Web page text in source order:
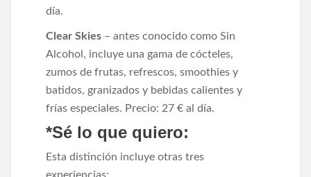
día.
Clear Skies – antes conocido como Sin
Alcohol, incluye una gama de cócteles,
zumos de frutas, refrescos, smoothies y
batidos, granizados y bebidas calientes y
frías especiales. Precio: 27 € al día.
*Sé lo que quiero:
Esta distinción incluye otras tres